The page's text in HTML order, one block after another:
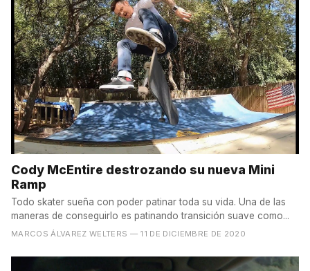
Cody McEntire destrozando su nueva Mini
Ramp
Todo skater sueña con poder patinar toda su vida. Una de las
maneras de conseguirlo es patinando transición suave como...
MARCOS ÁLVAREZ WELTERS — 11 DE DICIEMBRE DE 2020